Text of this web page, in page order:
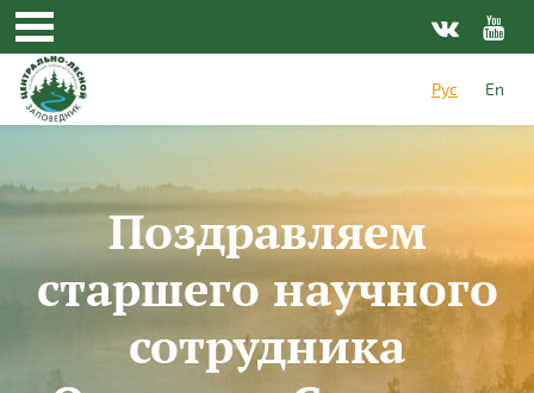
Перейти к основному содержанию
Рус
En
Поздравляем
старшего научного
сотрудника